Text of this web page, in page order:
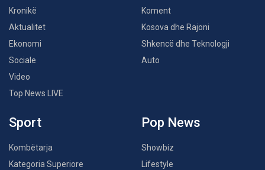
Kronikë
Aktualitet
Ekonomi
Sociale
Video
Top News LIVE
Koment
Kosova dhe Rajoni
Shkencë dhe Teknologji
Auto
Sport
Kombëtarja
Kategoria Superiore
Pop News
Showbiz
Lifestyle